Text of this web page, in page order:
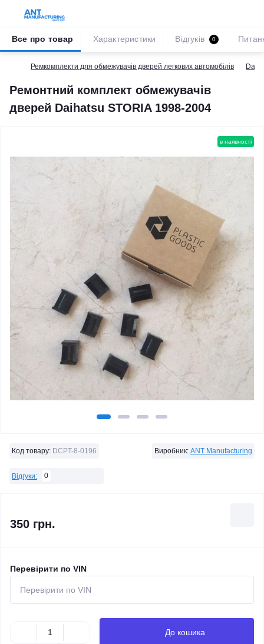
Ремкомплекти для обмежувачів дверей легкових автомобілів
Ремонтний комплект обмежувачів
дверей Daihatsu STORIA 1998-2004
Все про товар Характеристики Відгуків 0
в наявності
Код товару: DCPT-8-0196 Виробник: ANT Manufacturing
Відгуки: 0
350 грн.
Перевірити по VIN
До кошика